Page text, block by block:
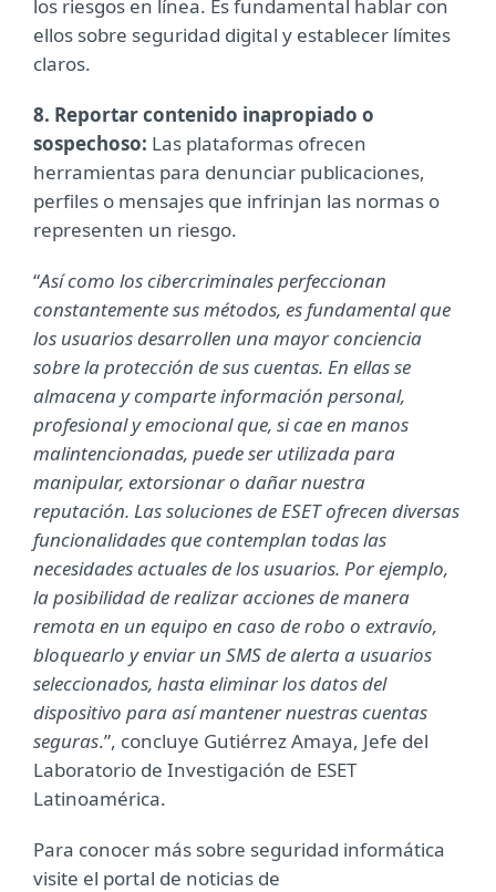
los riesgos en línea. Es fundamental hablar con
ellos sobre seguridad digital y establecer límites
claros.
8. Reportar contenido inapropiado o
sospechoso: Las plataformas ofrecen
herramientas para denunciar publicaciones,
perfiles o mensajes que infrinjan las normas o
representen un riesgo.
“Así como los cibercriminales perfeccionan
constantemente sus métodos, es fundamental que
los usuarios desarrollen una mayor conciencia
sobre la protección de sus cuentas. En ellas se
almacena y comparte información personal,
profesional y emocional que, si cae en manos
malintencionadas, puede ser utilizada para
manipular, extorsionar o dañar nuestra
reputación. Las soluciones de ESET ofrecen diversas
funcionalidades que contemplan todas las
necesidades actuales de los usuarios. Por ejemplo,
la posibilidad de realizar acciones de manera
remota en un equipo en caso de robo o extravío,
bloquearlo y enviar un SMS de alerta a usuarios
seleccionados, hasta eliminar los datos del
dispositivo para así mantener nuestras cuentas
seguras.”, concluye Gutiérrez Amaya, Jefe del
Laboratorio de Investigación de ESET
Latinoamérica.
Para conocer más sobre seguridad informática
visite el portal de noticias de